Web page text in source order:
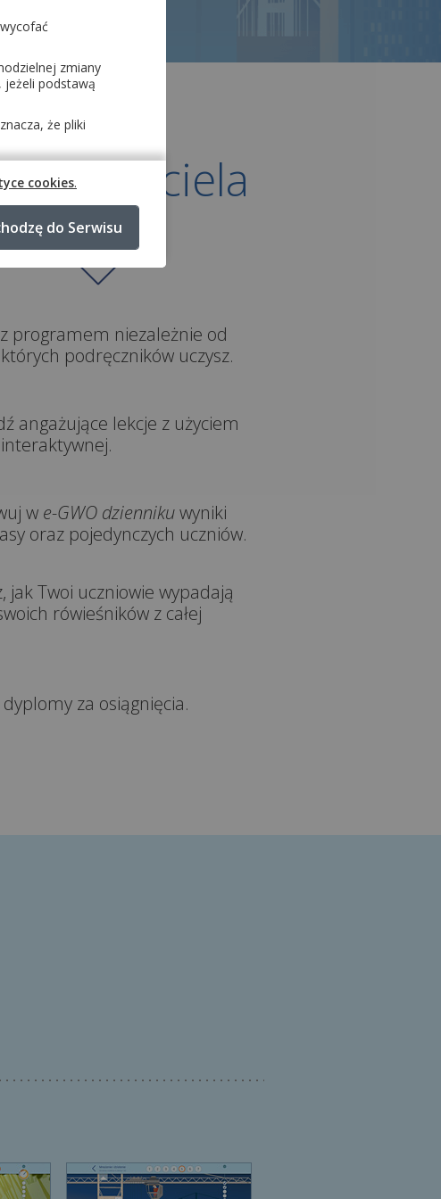
nauczyciela
programem niezależnie od
podręczników uczysz.
angażujące lekcje z użyciem
w e-GWO dziennikuwyniki
oraz pojedynczych uczniów.
jak Twoi uczniowie wypadają
rówieśników z całej
za osiągnięcia.
zmiany
jeżeli podstawą
że pliki
cookies.
do Serwisu